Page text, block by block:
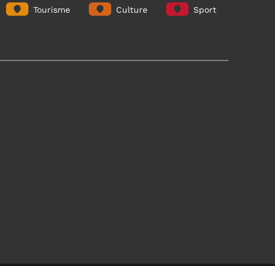
Tourisme Culture Sport